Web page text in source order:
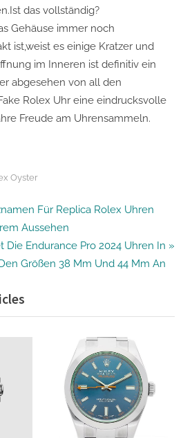
das vollständig?
Gehäuse immer noch
ist,weist es einige Kratzer und
im Inneren ist definitiv ein
abgesehen von all den
Rolex Uhr eine eindrucksvolle
Freude am Uhrensammeln.
Oyster
Für Replica Rolex Uhren
Aussehen
Die Endurance Pro 2024 Uhren In
Den Größen 38 Mm Und 44 Mm An